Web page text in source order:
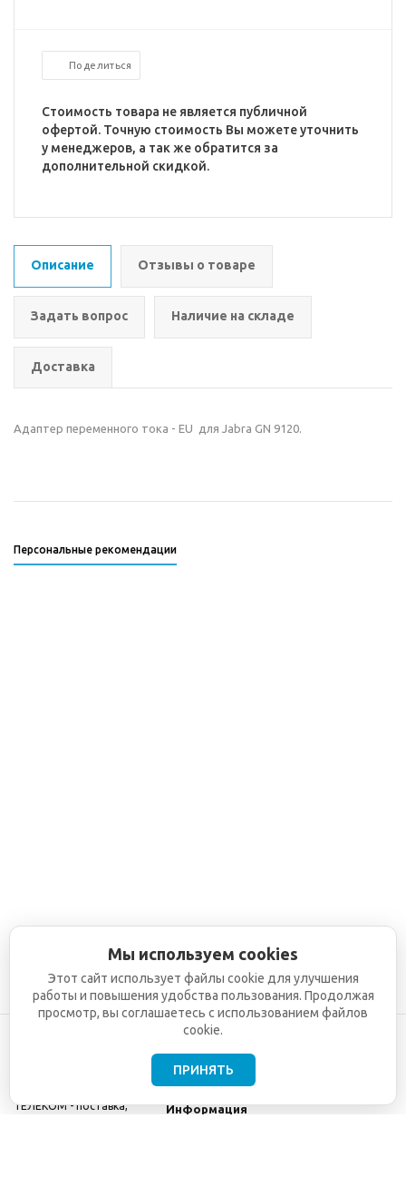
Поделиться
Стоимость товара не является публичной
офертой. Точную стоимость Вы можете уточнить
у менеджеров, а так же обратится за
дополнительной скидкой.
Описание Отзывы о товаре
Задать вопрос Наличие на складе
Доставка
Адаптер переменного тока - EU для Jabra GN 9120.
Персональные рекомендации
ТЕЛЕКОМ - поставка,
Информация
Мы используем cookies
Этот сайт использует файлы cookie для улучшения
работы и повышения удобства пользования. Продолжая
просмотр, вы соглашаетесь с использованием файлов
cookie.
ПРИНЯТЬ